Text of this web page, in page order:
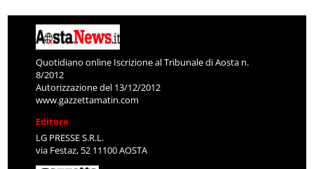
Quotidiano online Iscrizione al Tribunale di Aosta n.
8/2012
Autorizzazione del 13/12/2012
www.gazzettamatin.com
Editore
LG PRESSE S.R.L.
via Festaz, 52 11100 AOSTA